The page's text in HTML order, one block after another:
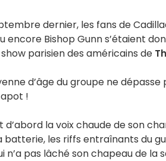
dernier, les fans de
encore Bishop Gunn s’étaient
parisien des américains de
d’âge du groupe ne
!
d’abord la voix chaude de son
batterie, les riffs entraînants du
n’a pas lâché son chapeau de la